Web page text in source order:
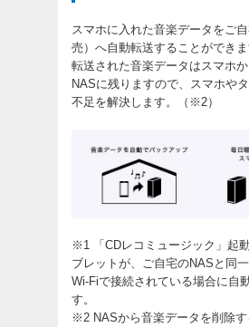
スマホに入れた音楽データをご
売）へ自動転送することができ
転送された音楽データはスマホ
NASに残りますので、スマホや
不足を解決します。（※2）
※1 「CDレコミュージック」起
ブレットが、ご自宅のNASと同
Wi-Fiで接続されている場合に自
す。
※2 NASから音楽データを削除